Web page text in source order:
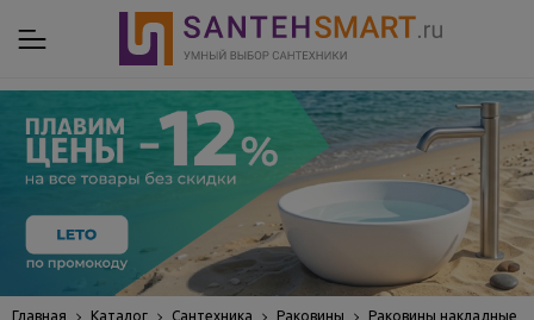
Главная Каталог Сантехника Раковины Раковины накладные